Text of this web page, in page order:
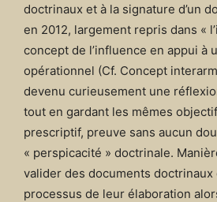
doctrinaux et à la signature d’un
en 2012, largement repris dans «
concept de l’influence en appui à
opérationnel (Cf. Concept
devenu curieusement une
tout en gardant les mêmes
prescriptif, preuve sans aucun
« perspicacité » doctrinale.
valider des documents
processus de leur élaboration